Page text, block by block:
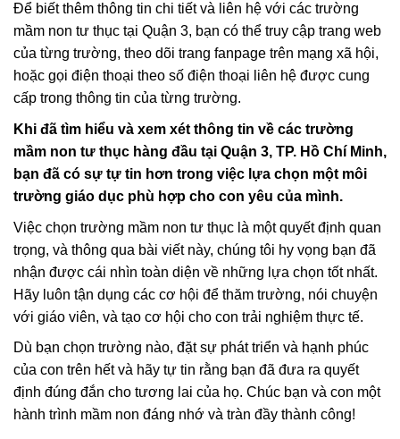
Để biết thêm thông tin chi tiết và liên hệ với các trường
mầm non tư thục tại Quận 3, bạn có thể truy cập trang web
của từng trường, theo dõi trang fanpage trên mạng xã hội,
hoặc gọi điện thoại theo số điện thoại liên hệ được cung
cấp trong thông tin của từng trường.
Khi đã tìm hiểu và xem xét thông tin về các trường
mầm non tư thục hàng đầu tại Quận 3, TP. Hồ Chí Minh,
bạn đã có sự tự tin hơn trong việc lựa chọn một môi
trường giáo dục phù hợp cho con yêu của mình.
Việc chọn trường mầm non tư thục là một quyết định quan
trọng, và thông qua bài viết này, chúng tôi hy vọng bạn đã
nhận được cái nhìn toàn diện về những lựa chọn tốt nhất.
Hãy luôn tận dụng các cơ hội để thăm trường, nói chuyện
với giáo viên, và tạo cơ hội cho con trải nghiệm thực tế.
Dù bạn chọn trường nào, đặt sự phát triển và hạnh phúc
của con trên hết và hãy tự tin rằng bạn đã đưa ra quyết
định đúng đắn cho tương lai của họ. Chúc bạn và con một
hành trình mầm non đáng nhớ và tràn đầy thành công!